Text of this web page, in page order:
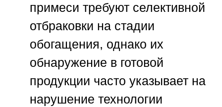
примеси требуют селективной
отбраковки на стадии
обогащения, однако их
обнаружение в готовой
продукции часто указывает на
нарушение технологии